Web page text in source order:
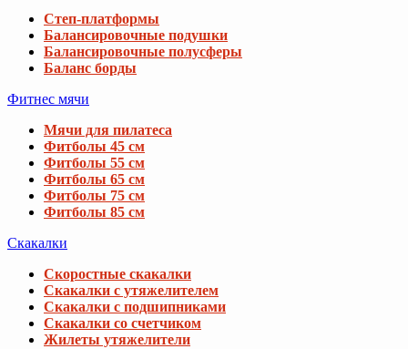
Степ-платформы
Балансировочные подушки
Балансировочные полусферы
Баланс борды
Фитнес мячи
Мячи для пилатеса
Фитболы 45 см
Фитболы 55 см
Фитболы 65 см
Фитболы 75 см
Фитболы 85 см
Скакалки
Скоростные скакалки
Скакалки с утяжелителем
Скакалки с подшипниками
Скакалки со счетчиком
Жилеты утяжелители